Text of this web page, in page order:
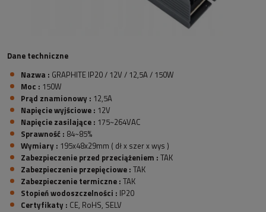
Dane techniczne
Nazwa : GRAPHITE IP20 / 12V / 12,5A / 150W
Moc : 150W
Prąd znamionowy : 12,5A
Napięcie wyjściowe : 12V
Napięcie zasilające : 175~264VAC
Sprawność : 84~85%
Wymiary : 195x48x29mm ( dł x szer x wys )
Zabezpieczenie przed przeciążeniem : TAK
Zabezpieczenie przepięciowe : TAK
Zabezpieczenie termiczne : TAK
Stopień wodoszczelności : IP20
Certyfikaty : CE, RoHS, SELV